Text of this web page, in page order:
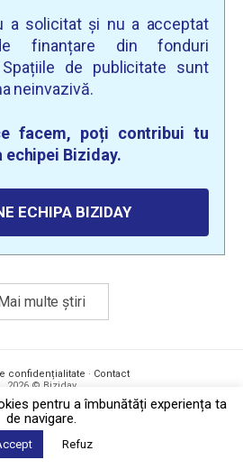
a solicitat și nu a acceptat
finanțare din fonduri
Spațiile de publicitate sunt
neinvazivă.
facem, poți contribui tu
echipei Biziday.
ECHIPA BIZIDAY
multe știri
confidențialitate · Contact
2026 © Biziday
pentru a îmbunătăți experiența ta
de navigare.
Refuz